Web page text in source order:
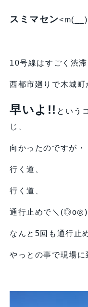
スミマセン
10号線はすごく渋
西都市廻りで木城町
早いよ!! という
じ、
向かったのですが・
行く道、
行く道、
通行止めで＼(◎o◎)
なんと5回も通行止
やっとの事で現場